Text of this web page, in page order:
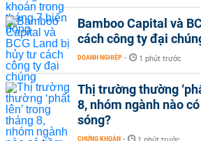
Bamboo Capital và
cách công ty đại
DOANH NGHIỆP - 1 phút trước
Thị trường thường
8, nhóm ngành nào
sóng?
CHỨNG KHOÁN -